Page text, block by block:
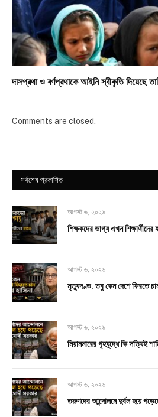
দাসপ্রথা ও বর্ণপ্রথাকে আইনি স্বীকৃতি দিয়েছে
Comments are closed.
সর্বশেষ প্রকাশিত
আগস্ট ৬, ২০২৬
শিক্ষকদের ভাগ্য এখন শিক্ষার্থীদের
আগস্ট ৬, ২০২৬
মৃত্যুদণ্ড, তবু কেন দেশে ফিরতে
আগস্ট ৬, ২০২৬
মিয়ানমারের গৃহযুদ্ধে কি সত্যিই
আগস্ট ৬, ২০২৬
তরুণদের আন্দোলনে দুর্বল হয়ে